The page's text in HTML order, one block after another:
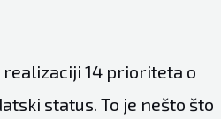
14 prioriteta o
status. To je nešto što